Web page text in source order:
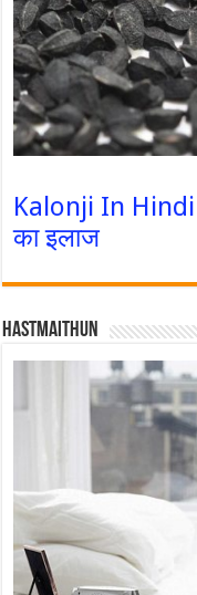
Kalonji In Hindi
का इलाज
Hastmaithun